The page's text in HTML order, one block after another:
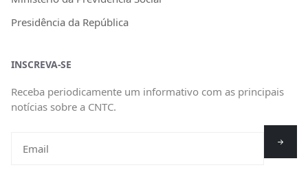
Presidência da República
INSCREVA-SE
Receba periodicamente um informativo com as principais
notícias sobre a CNTC.